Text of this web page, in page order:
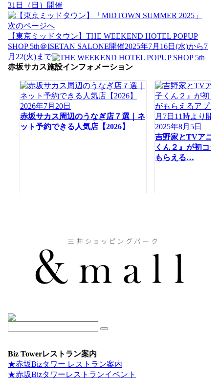
ビ
ゲ
ー
シ
ョ
ン
31日（日）開催
次のページへ
【東京ミッドタウン】THE WEEKEND HOTEL POPUP
SHOP 5th＠ISETAN SALONE開催2025年7月16日(水)から7
月22(火)まで
赤坂サカス施設インフォメーション
2026年7月20日
赤坂サカス周辺のうなぎ店７選｜ネ
ット予約できる人気店【2026】
2025年8月5日
吉野家とTVアニ
くん２』が初コ
もらえる…
Biz Towerレストラン案内
★赤坂Bizタワー レストラン案内
★赤坂Bizタワーレストランイベント